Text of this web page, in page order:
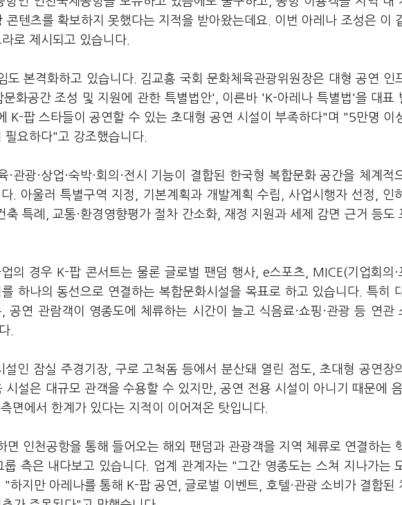
콘텐츠를 확보하지 못했다는 지적을 받아왔는데요. 이번 아레나 조성은 이
로 제시되고 있습니다.
도 본격화하고 있습니다. 김교흥 국회 문화체육관광위원장은 대형 공연 인
화공간 조성 및 지원에 관한 특별법안', 이른바 'K-아레나 특별법'을 대표
K-팝 스타들이 공연할 수 있는 초대형 공연 시설이 부족하다"며 "5만명 이
요하다"고 강조했습니다.
·관광·상업·숙박·회의·전시 기능이 결합된 한국형 복합문화 공간을 체계적
. 아울러 특별구역 지정, 기본계획과 개발계획 수립, 사업시행자 선정, 인
축 특례, 교통·환경영향평가 절차 간소화, 재정 지원과 세제 감면 근거 등도
의 경우 K-팝 콘서트는 물론 글로벌 팬덤 행사, e스포츠, MICE(기업회의·
를 하나의 동선으로 연결하는 복합문화시설을 목표로 하고 있습니다. 특히
공연 관람객이 영종도에 체류하는 시간이 늘고 식음료·쇼핑·관광 등 연관
.
인 잠실 주경기장, 구로 고척돔 등에서 분산돼 열린 점도, 초대형 공연장
시설은 대규모 관객을 수용할 수 있지만, 공연 전용 시설이 아니기 때문에
면에서 한계가 있다는 지적이 이어져온 탓입니다.
면 인천공항을 통해 들어오는 해외 팬덤과 관광객을 지역 체류로 연결하는
측은 내다보고 있습니다. 업계 관계자는 "그간 영종도는 스쳐 지나가는
하지만 아레나를 통해 K-팝 공연, 글로벌 이벤트, 호텔·관광 소비가 결합된